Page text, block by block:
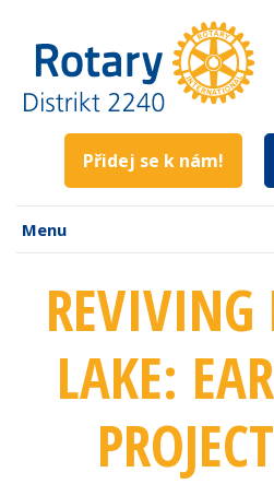
Přidej se k nám!
Menu
LAKE: